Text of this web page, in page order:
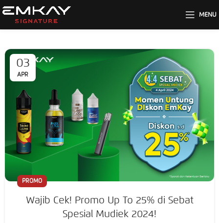
MENU
03
APR
PROMO
Wajib Cek! Promo Up To 25% di Sebat
Spesial Mudiek 2024!